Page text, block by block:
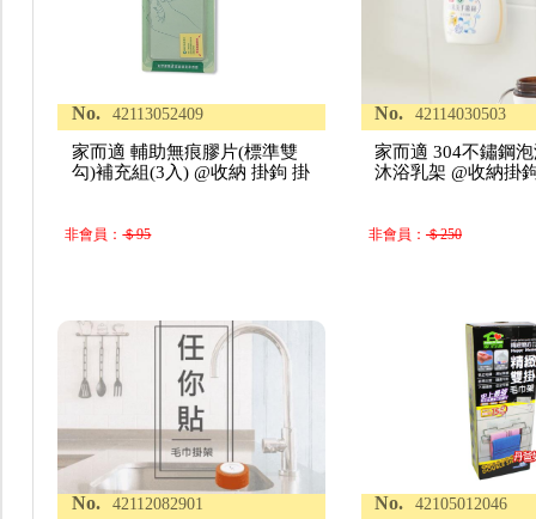
No. 42113052409
家而適 輔助無痕膠片(標準雙
勾)補充組(3入) @收納 掛鉤 掛
非會員：＄95
No. 42114030503
家而適 304不鏽鋼
沐浴乳架 @收納掛
非會員： ＄250
No. 42112082901 No. 42105012046